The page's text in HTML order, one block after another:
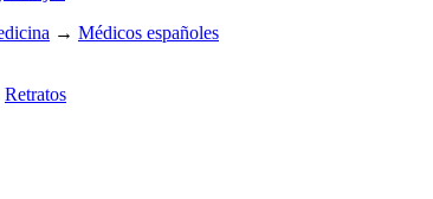
→ Médicos españoles
Retratos